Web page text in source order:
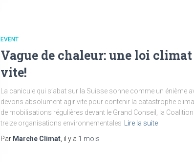
EVENT
Vague de chaleur: une loi climat
vite!
La canicule qui s’abat sur la Suisse sonne comme un énième
devons absolument agir vite pour contenir la catastrophe
de mobilisations régulières devant le Grand Conseil, la
treize organisations environnementales
Lire la suite
Par Marche Climat, il y a 1 mois